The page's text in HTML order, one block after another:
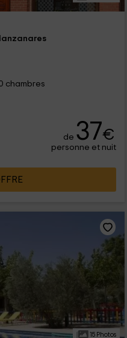
chambres
de 37€
personne et nuit
15 Photos